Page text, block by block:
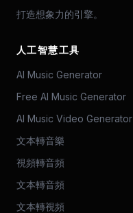
打造想象力的引擎。
人工智慧工具
AI Music Generator
Free AI Music Generator
AI Music Video Generator
文本轉音樂
視頻轉音頻
文本轉音頻
文本轉視頻